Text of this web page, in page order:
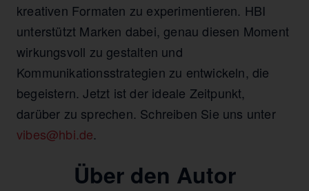
kreativen Formaten zu experimentieren. HBI
unterstützt Marken dabei, genau diesen Moment
wirkungsvoll zu gestalten und
Kommunikationsstrategien zu entwickeln, die
begeistern. Jetzt ist der ideale Zeitpunkt,
darüber zu sprechen. Schreiben Sie uns unter
vibes@hbi.de.
Über den Autor